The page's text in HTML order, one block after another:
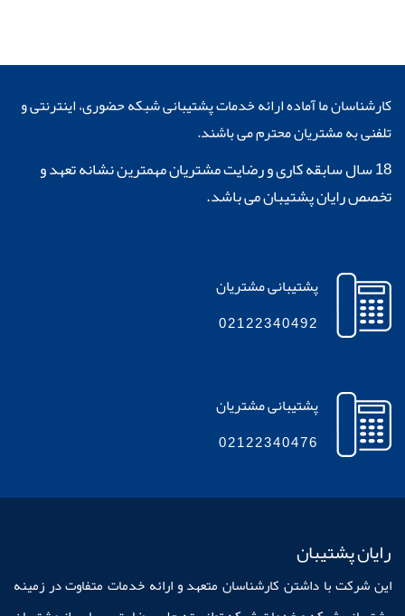
کارشناسان ما آماده ارائه خدمات پشتیبانی شبکه حضوری، اینترنتی و
تلفنی به مشتریان محترم می باشند.
18 سال سابقه کاری و رضایت مشتریان مهمترین نشانه تعهد و
تخصص رایان پشتیبان می باشد.
پشتیبانی مشتریان
02122340492
پشتیبانی مشتریان
02122340476
رایان پشتیبان
این شرکت با داشتن کارشناسان متعهد و ارائه خدمات متفاوت در زمینه